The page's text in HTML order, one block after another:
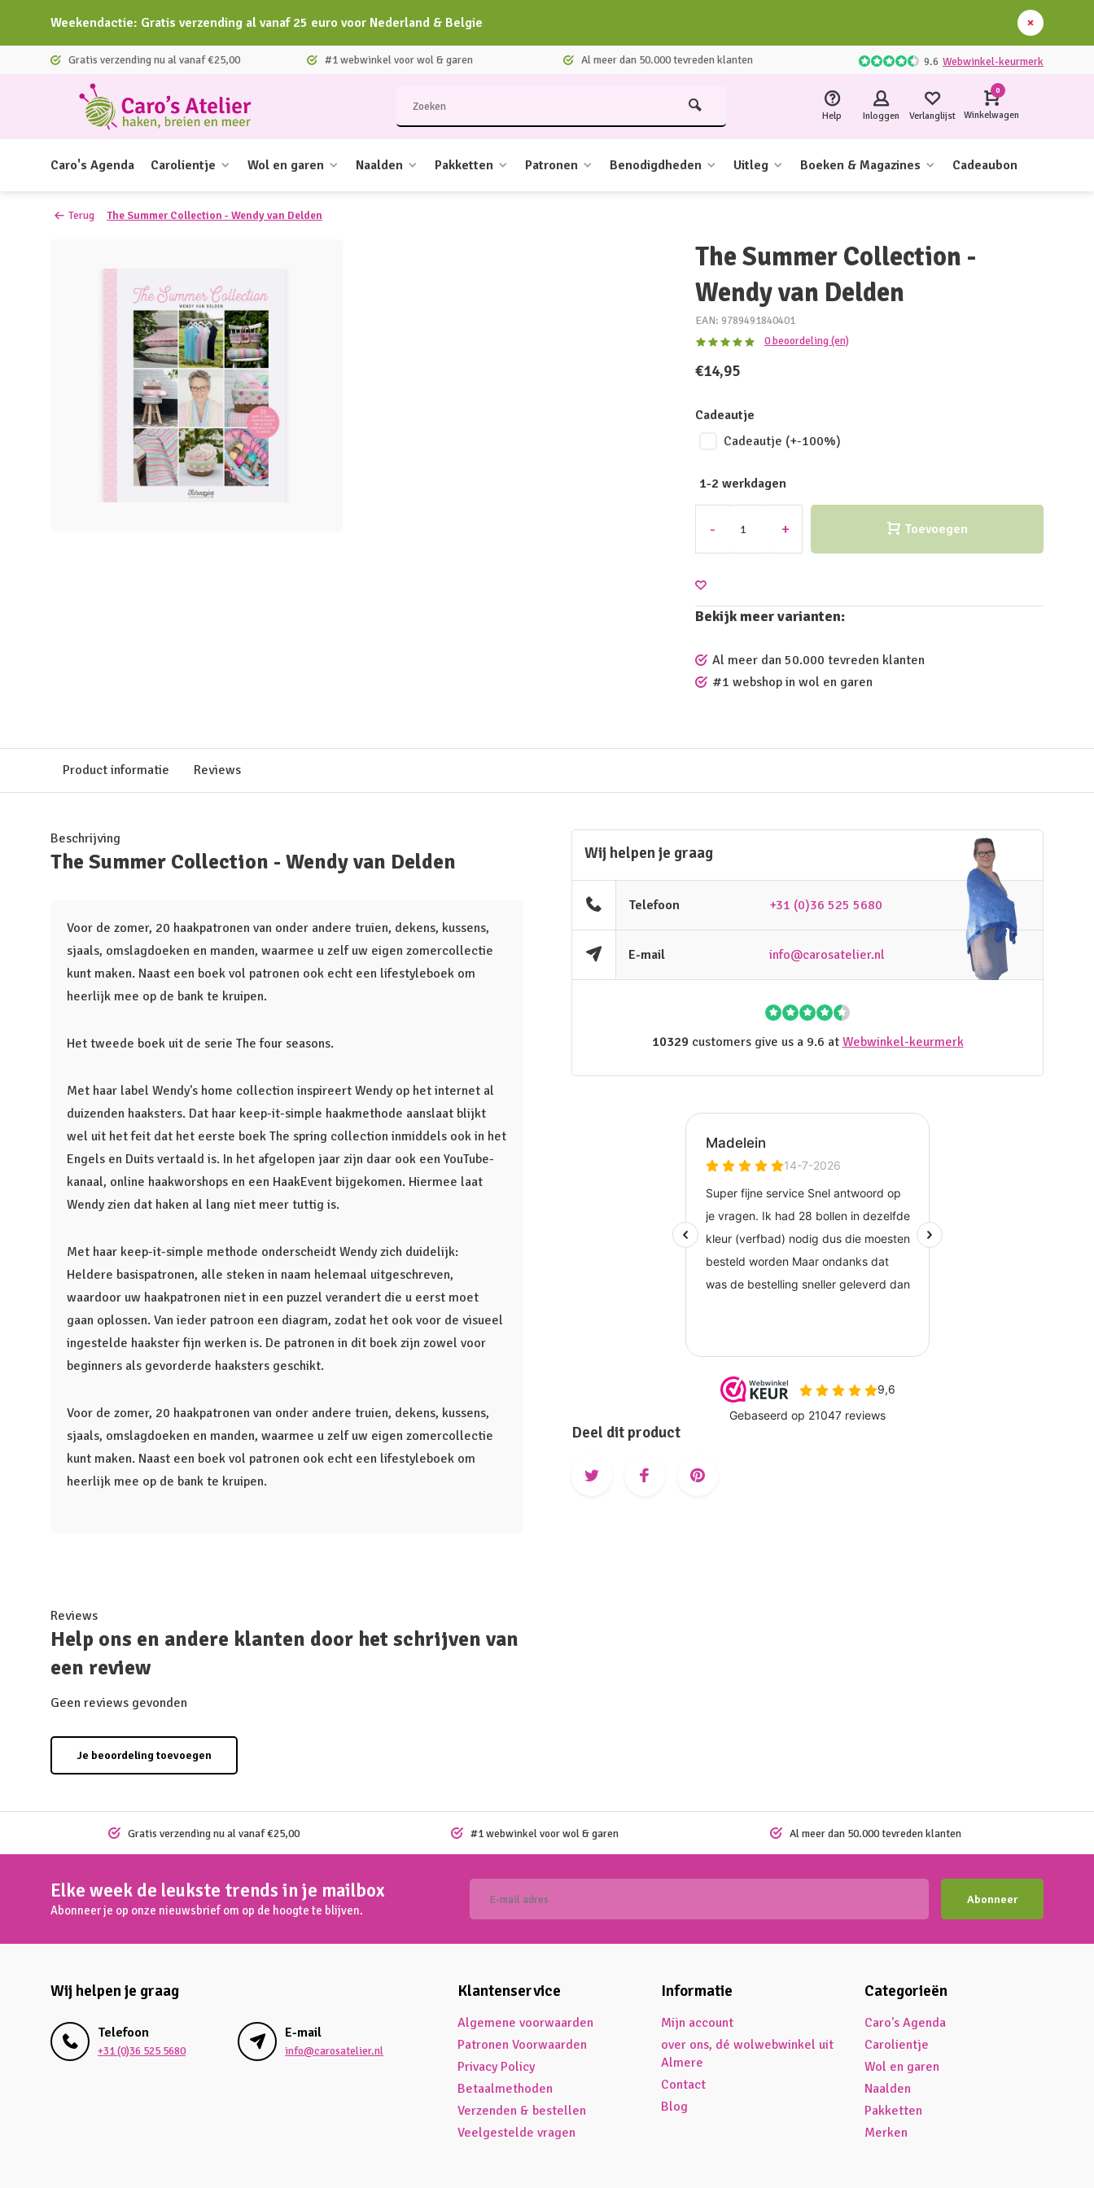
Weekendactie: Gratis verzending al vanaf 25 euro voor Nederland & Belgie
Gratis verzending nu al vanaf €25,00 #1 webwinkel voor wol & garen Al meer dan 50.000 tevreden klanten 9.6 Webwinkel-keurmerk
Help Inloggen Verlanglijst
0
Winkelwagen
Caro's Agenda Carolientje Wol en garen Naalden Pakketten Patronen Benodigdheden Uitleg Boeken & Magazines Cadeaubon
Terug The Summer Collection - Wendy van Delden
The Summer Collection -
Wendy van Delden
EAN: 9789491840401
0 beoordeling (en)
€14,95
Cadeautje
Cadeautje (+-100%)
1-2 werkdagen
- + Toevoegen
Bekijk meer varianten:
Al meer dan 50.000 tevreden klanten
#1 webshop in wol en garen
Product informatie Reviews
Beschrijving
The Summer Collection - Wendy van Delden
Voor de zomer, 20 haakpatronen van onder andere truien, dekens, kussens,
sjaals, omslagdoeken en manden, waarmee u zelf uw eigen zomercollectie
kunt maken. Naast een boek vol patronen ook echt een lifestyleboek om
heerlijk mee op de bank te kruipen.
Het tweede boek uit de serie The four seasons.
Met haar label Wendy's home collection inspireert Wendy op het internet al
duizenden haaksters. Dat haar keep-it-simple haakmethode aanslaat blijkt
wel uit het feit dat het eerste boek The spring collection inmiddels ook in het
Engels en Duits vertaald is. In het afgelopen jaar zijn daar ook een YouTube-
kanaal, online haakworshops en een HaakEvent bijgekomen. Hiermee laat
Wendy zien dat haken al lang niet meer tuttig is.
Met haar keep-it-simple methode onderscheidt Wendy zich duidelijk:
Heldere basispatronen, alle steken in naam helemaal uitgeschreven,
waardoor uw haakpatronen niet in een puzzel verandert die u eerst moet
gaan oplossen. Van ieder patroon een diagram, zodat het ook voor de visueel
ingestelde haakster fijn werken is. De patronen in dit boek zijn zowel voor
beginners als gevorderde haaksters geschikt.
Voor de zomer, 20 haakpatronen van onder andere truien, dekens, kussens,
sjaals, omslagdoeken en manden, waarmee u zelf uw eigen zomercollectie
kunt maken. Naast een boek vol patronen ook echt een lifestyleboek om
heerlijk mee op de bank te kruipen.
Wij helpen je graag
Telefoon +31 (0)36 525 5680
E-mail info@carosatelier.nl
10329customers give us a 9.6 at Webwinkel-keurmerk
Deel dit product
Reviews
Help ons en andere klanten door het schrijven van
een review
Geen reviews gevonden
Je beoordeling toevoegen
Gratis verzending nu al vanaf €25,00 #1 webwinkel voor wol & garen Al meer dan 50.000 tevreden klanten
Elke week de leukste trends in je mailbox
Abonneer je op onze nieuwsbrief om op de hoogte te blijven.
Abonneer
Wij helpen je graag
Telefoon
+31 (0)36 525 5680
E-mail
info@carosatelier.nl
Klantenservice
Algemene voorwaarden
Patronen Voorwaarden
Privacy Policy
Betaalmethoden
Verzenden & bestellen
Veelgestelde vragen
Informatie
Mijn account
over ons, dé wolwebwinkel uit
Almere
Contact
Blog
Categorieën
Caro's Agenda
Carolientje
Wol en garen
Naalden
Pakketten
Merken